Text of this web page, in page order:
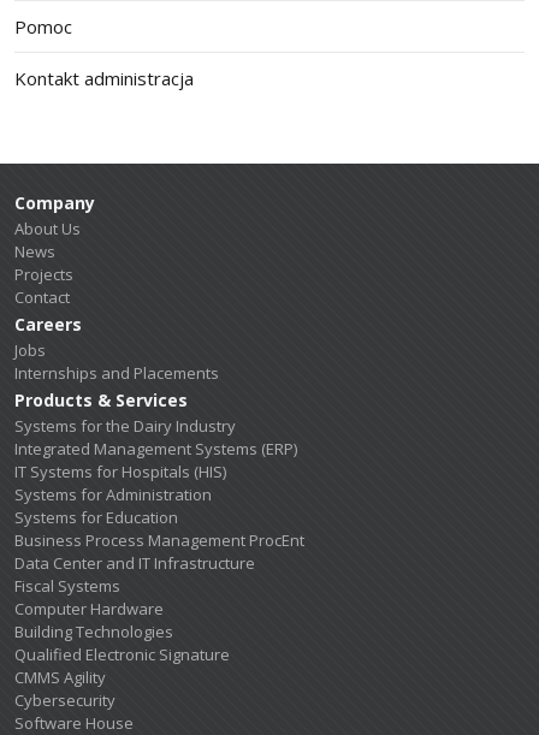
Pomoc
Kontakt administracja
Company
About Us
News
Projects
Contact
Careers
Jobs
Internships and Placements
Products & Services
Systems for the Dairy Industry
Integrated Management Systems (ERP)
IT Systems for Hospitals (HIS)
Systems for Administration
Systems for Education
Business Process Management ProcEnt
Data Center and IT Infrastructure
Fiscal Systems
Computer Hardware
Building Technologies
Qualified Electronic Signature
CMMS Agility
Cybersecurity
Software House